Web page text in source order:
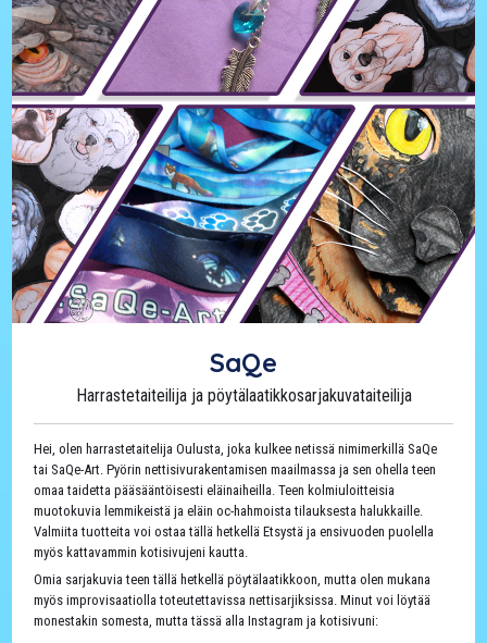
SaQe
Harrastetaiteilija ja pöytälaatikkosarjakuvataiteilija
Hei, olen harrastetaitelija Oulusta, joka kulkee netissä nimimerkillä SaQe
tai SaQe-Art. Pyörin nettisivurakentamisen maailmassa ja sen ohella teen
omaa taidetta pääsääntöisesti eläinaiheilla. Teen kolmiuloitteisia
muotokuvia lemmikeistä ja eläin oc-hahmoista tilauksesta halukkaille.
Valmiita tuotteita voi ostaa tällä hetkellä Etsystä ja ensivuoden puolella
myös kattavammin kotisivujeni kautta.
Omia sarjakuvia teen tällä hetkellä pöytälaatikkoon, mutta olen mukana
myös improvisaatiolla toteutettavissa nettisarjiksissa. Minut voi löytää
monestakin somesta, mutta tässä alla Instagram ja kotisivuni: